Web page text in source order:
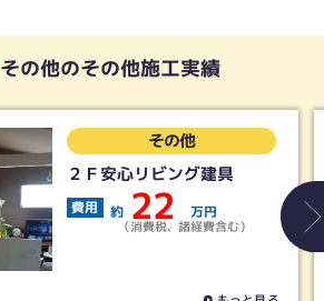
その他のその他施工実績
その他
２Ｆ安心リビング建具
費用 約 22 万円
（消費税、諸経費含む）